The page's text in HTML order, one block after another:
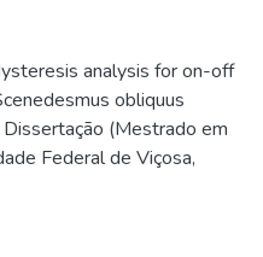
analysis for on-off
obliquus
(Mestrado em
Federal de Viçosa,